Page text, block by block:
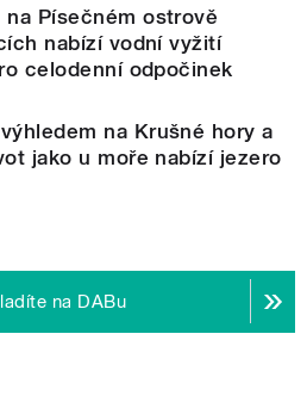
na Písečném ostrově
nabízí vodní vyžití
celodenní odpočinek
na Krušné hory a
jako u moře nabízí jezero
na DABu